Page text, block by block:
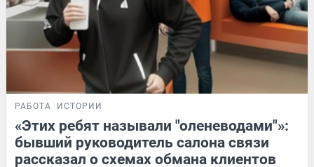
РАБОТА ИСТОРИИ
«Этих ребят называли "оленеводами"»:
бывший руководитель салона связи
рассказал о схемах обмана клиентов